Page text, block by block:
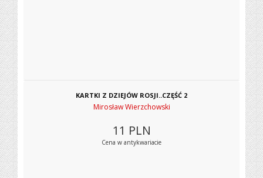
KARTKI Z DZIEJÓW ROSJI..CZĘŚĆ 2
Mirosław Wierzchowski
11 PLN
Cena w antykwariacie